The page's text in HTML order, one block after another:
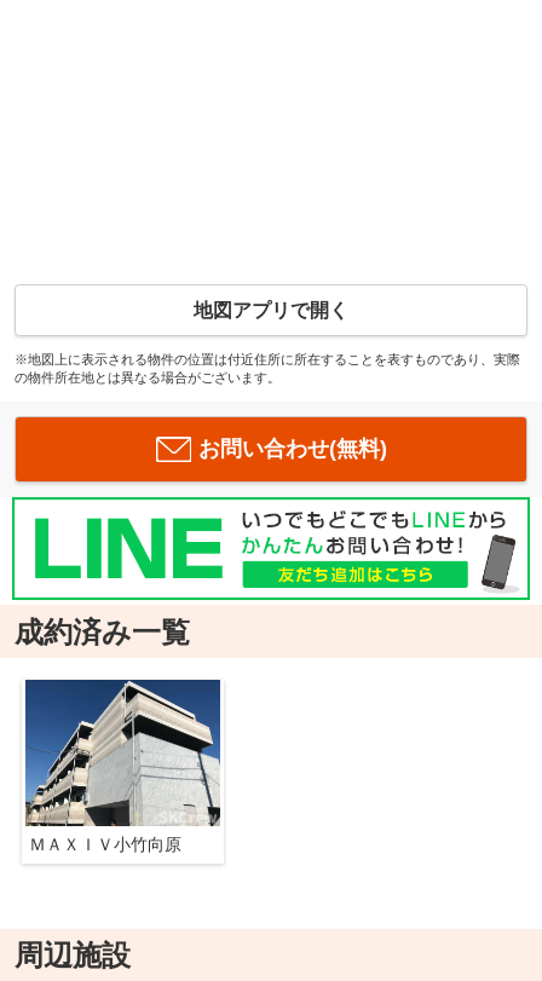
地図アプリで開く
※地図上に表示される物件の位置は付近住所に所在することを表すものであり、実際
の物件所在地とは異なる場合がございます。
お問い合わせ(無料)
成約済み一覧
ＭＡＸＩＶ小竹向原
周辺施設